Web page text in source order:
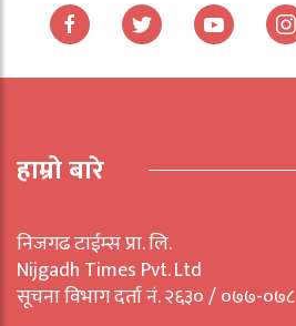
हाम्रो बारे
निजगढ टाईम्स प्रा. लि.
Nijgadh Times Pvt. Ltd
सूचना विभाग दर्ता नं. २६३० / ०७७-०७८